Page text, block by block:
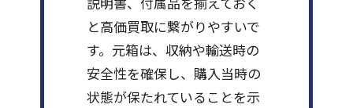
と高価買取に繋がりやすいで
す。元箱は、収納や輸送時の
安全性を確保し、購入当時の
状態が保たれていることを示